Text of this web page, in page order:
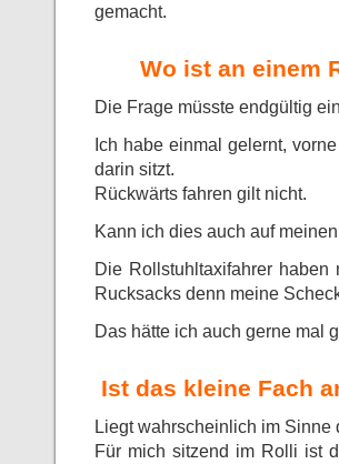
gemacht.
Wo ist an einem
Die Frage müsste endgültig
Ich habe einmal gelernt,
darin sitzt.
Rückwärts fahren gilt nicht.
Kann ich dies auch auf
Die Rollstuhltaxifahrer
Rucksacks denn meine
Das hätte ich auch gerne mal
Ist das kleine Fach
Liegt wahrscheinlich im Sinne
Für mich sitzend im Rolli ist